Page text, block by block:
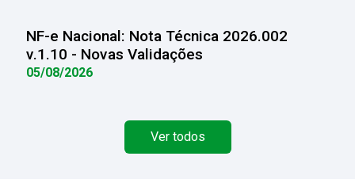
NF-e Nacional: Nota Técnica 2026.002
v.1.10 - Novas Validações
05/08/2026
Ver todos